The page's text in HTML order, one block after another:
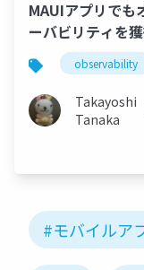
MAUIアプリでも
ーバビリティを
たい
observability
Takayoshi
Tanaka
#モバイルア